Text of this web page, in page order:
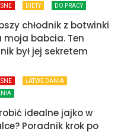
DIETY DO PRACY
chłodnik z botwinki
moja babcia. Ten
był jej sekretem
ŁATWE DANIA
idealne jajko w
Poradnik krok po